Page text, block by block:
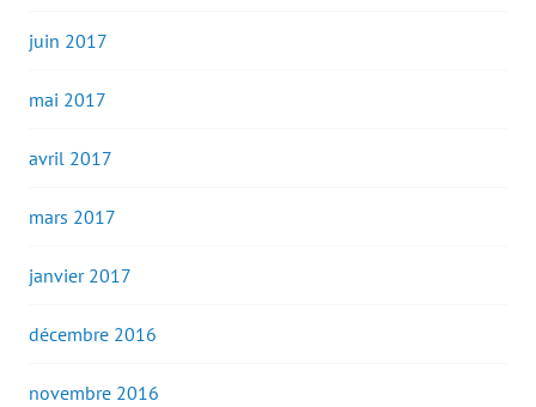
juin 2017
mai 2017
avril 2017
mars 2017
janvier 2017
décembre 2016
novembre 2016